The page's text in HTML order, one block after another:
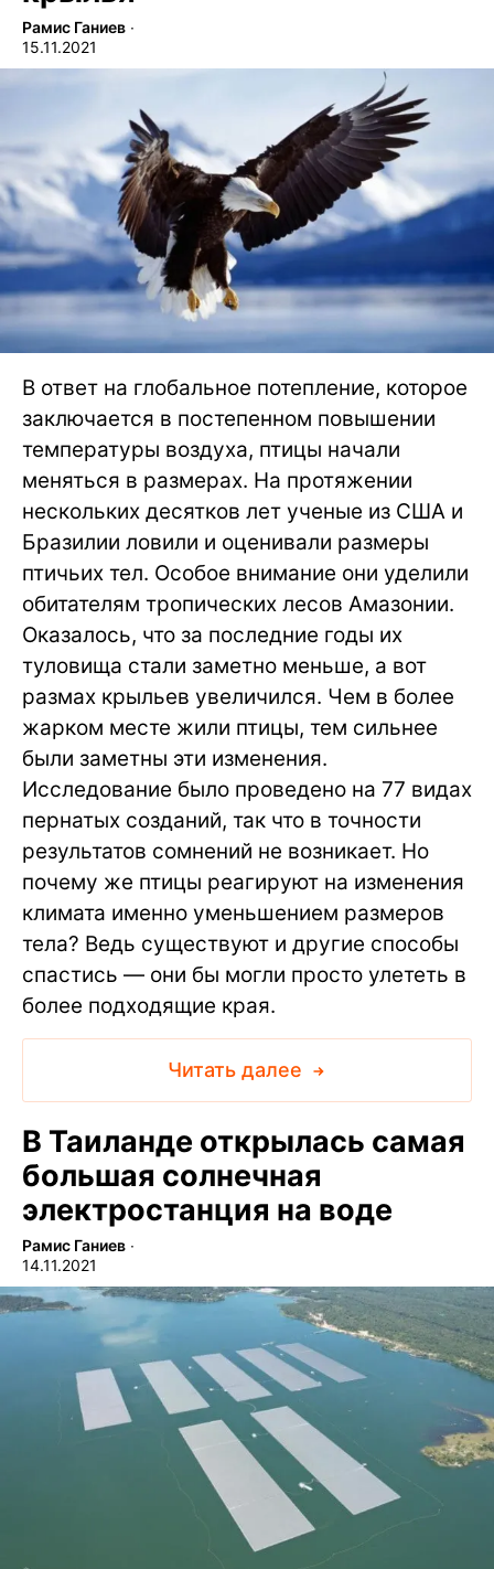
Рамис Ганиев ∙
15.11.2021
В ответ на глобальное потепление, которое
заключается в постепенном повышении
температуры воздуха, птицы начали
меняться в размерах. На протяжении
нескольких десятков лет ученые из США и
Бразилии ловили и оценивали размеры
птичьих тел. Особое внимание они уделили
обитателям тропических лесов Амазонии.
Оказалось, что за последние годы их
туловища стали заметно меньше, а вот
размах крыльев увеличился. Чем в более
жарком месте жили птицы, тем сильнее
были заметны эти изменения.
Исследование было проведено на 77 видах
пернатых созданий, так что в точности
результатов сомнений не возникает. Но
почему же птицы реагируют на изменения
климата именно уменьшением размеров
тела? Ведь существуют и другие способы
спастись — они бы могли просто улететь в
более подходящие края.
Читать далее
В Таиланде открылась самая
большая солнечная
электростанция на воде
Рамис Ганиев ∙
14.11.2021